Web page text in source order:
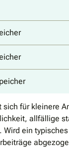
für kleinere
allfällige
Wird ein